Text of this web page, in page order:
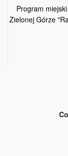
Program
Zielonej Górze